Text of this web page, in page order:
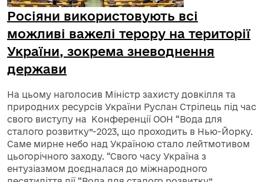
Росіяни використовують всі
можливі важелі терору на території
України, зокрема зневоднення
держави
На цьому наголосив Міністр захисту довкілля та
природних ресурсів України Руслан Стрілець під час
свого виступу на Конференції ООН “Вода для
сталого розвитку”-2023, що проходить в Нью-Йорку.
Саме мирне небо над Україною стало лейтмотивом
цьогорічного заходу. “Свого часу Україна з
ентузіазмом доєдналася до міжнародного